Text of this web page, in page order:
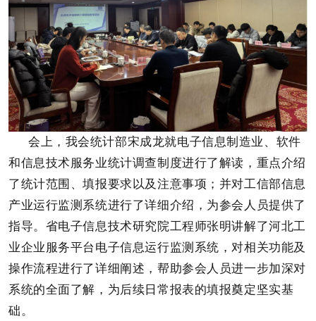
会上，我会统计部宋成龙就电子信息制造业、软件
和信息技术服务业统计调查制度进行了解读，重点介绍
了统计范围、填报要求以及注意事项；并对工信部信息
产业运行监测系统进行了详细介绍，为参会人员提供了
指导。省电子信息技术研究院工程师张明讲解了河北工
业企业服务平台电子信息运行监测系统，对相关功能及
操作流程进行了详细阐述，帮助参会人员进一步加深对
系统的全面了解，为后续日常报表的填报奠定坚实基
础。